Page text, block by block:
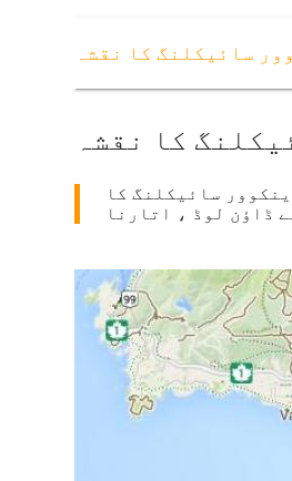
سائیکلنگ کا نقشہ
کا نقشہ
سائیکلنگ کا